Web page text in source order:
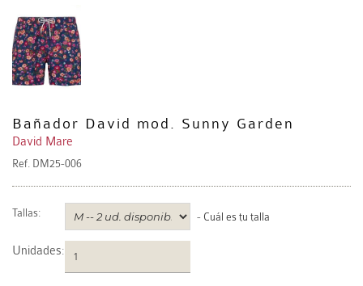
Bañador David mod. Sunny Garden
David Mare
Ref. DM25-006
Tallas: - Cuál es tu talla
Unidades: